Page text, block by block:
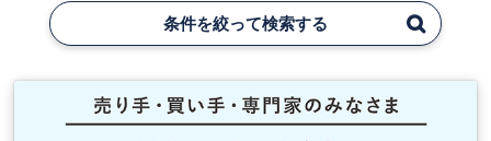
条件を絞って検索する